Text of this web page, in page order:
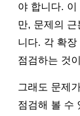
야 합니다.
만, 문제의
니다. 각 확
점검하는 것
그래도 문제
점검해 볼 수